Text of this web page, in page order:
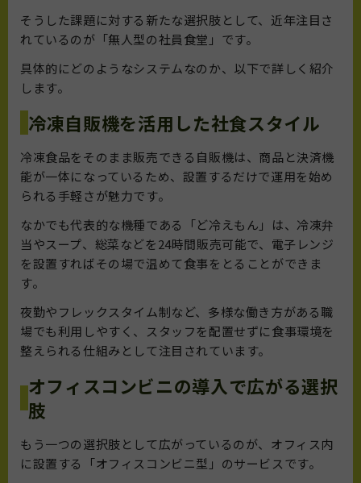
そうした課題に対する新たな選択肢として、近年注目さ
れているのが「無人型の社員食堂」です。
具体的にどのようなシステムなのか、以下で詳しく紹介
します。
冷凍自販機を活用した社食スタイル
冷凍食品をそのまま販売できる自販機は、商品と決済機
能が一体になっているため、設置するだけで運用を始め
られる手軽さが魅力です。
なかでも代表的な機種である「ど冷えもん」は、冷凍弁
当やスープ、総菜などを24時間販売可能で、電子レンジ
を設置すればその場で温めて食事をとることができま
す。
夜勤やフレックスタイム制など、多様な働き方がある職
場でも利用しやすく、スタッフを配置せずに食事環境を
整えられる仕組みとして注目されています。
オフィスコンビニの導入で広がる選択
肢
もう一つの選択肢として広がっているのが、オフィス内
に設置する「オフィスコンビニ型」のサービスです。